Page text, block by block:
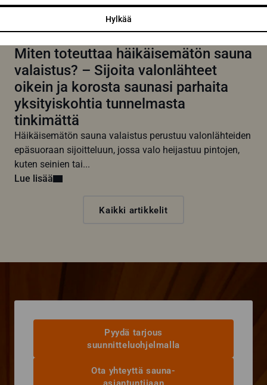
Hylkää
Miten toteuttaa häikäisemätön sauna
valaistus? – Sijoita valonlähteet
oikein ja korosta saunasi parhaita
yksityiskohtia tunnelmasta
tinkimättä
Häikäisemätön sauna valaistus perustuu valonlähteiden
epäsuoraan sijoitteluun, jossa valo heijastuu pintojen,
kuten seinien tai...
Lue lisää
Kaikki artikkelit
Pyydä tarjous
suunnitteluohjelmalla
Ota yhteyttä sauna-